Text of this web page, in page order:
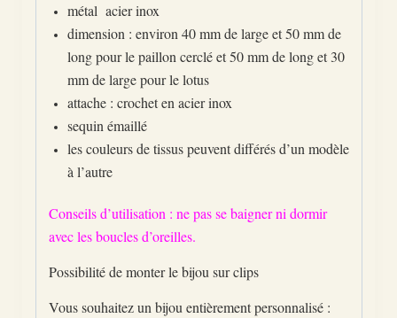
métal acier inox
dimension : environ 40 mm de large et 50 mm de
long pour le paillon cerclé et 50 mm de long et 30
mm de large pour le lotus
attache : crochet en acier inox
sequin émaillé
les couleurs de tissus peuvent différés d’un modèle
à l’autre
Conseils d’utilisation : ne pas se baigner ni dormir
avec les boucles d’oreilles.
Possibilité de monter le bijou sur clips
Vous souhaitez un bijou entièrement personnalisé :